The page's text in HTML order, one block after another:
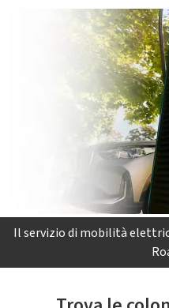
Il servizio di mobilità